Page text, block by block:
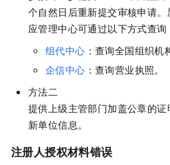
个自然日后重新提交审核申请
应管理中心可通过以下方式查询
组代中心 ：查询全国组织机
企信中心 ：查询营业执照。
方法二
提供上级主管部门加盖公章的
新单位信息。
注册人授权材料错误